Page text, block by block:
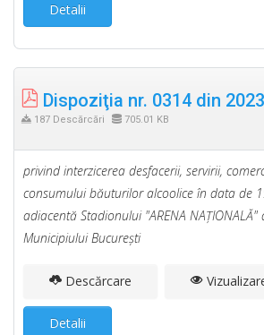
Detalii
Dispoziţia nr. 0314 din 2023
187 Descărcări 705.01 KB
privind interzicerea desfacerii, servirii,
consumului băuturilor alcoolice în data de
adiacentă Stadionului "ARENA
Municipiului Bucureşti
Descărcare
Detalii